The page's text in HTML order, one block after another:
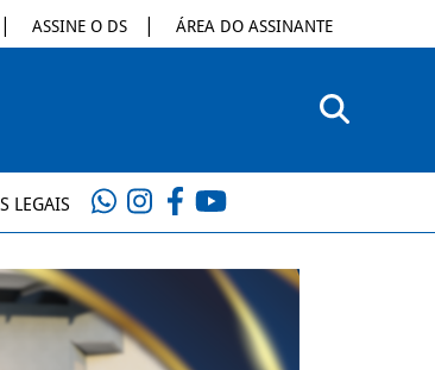
ASSINE O DS ÁREA DO ASSINANTE
LEGAIS